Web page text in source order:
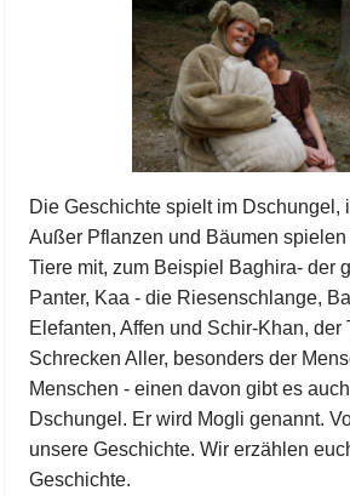
Die Geschichte spielt im Dschungel,
Außer Pflanzen und Bäumen
Tiere mit, zum Beispiel Baghira- der
Panter, Kaa - die Riesenschlange,
Elefanten, Affen und Schir-Khan, der
Schrecken Aller, besonders der
Menschen - einen davon gibt es
Dschungel. Er wird Mogli genannt.
unsere Geschichte. Wir erzählen
Geschichte.